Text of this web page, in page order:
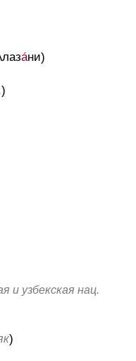
а́ни)
)
и узбекская нац.
)